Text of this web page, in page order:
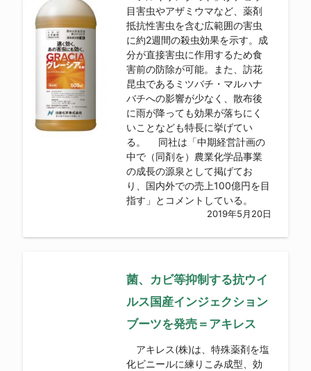
目害虫やアザミウマなど、薬剤
抵抗性害虫を含む広範囲の害虫
に約2週間の殺虫効果を示す。成
分が直接害虫に作用するため食
害前の防除が可能。また、訪花
昆虫であるミツバチ・マルハナ
バチへの影響が少なく、散布後
に雨が降っても効果が落ちにく
いことなども特長に挙げてい
る。 同社は「中期経営計画の
中で（同剤を）農業化学品事業
の成長の源泉として掲げてお
り、国内外での売上100億円を目
指す」とコメントしている。
2019年5月20日
菌、カビ等抑制する抗ウイ
ルス国産インジェクション
ブーツを発売＝アキレス
アキレス(株)は、特殊薬剤を塩
化ビニールに練りこみ成型、効